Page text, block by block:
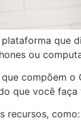
que
ou
compõem
que você
recursos,